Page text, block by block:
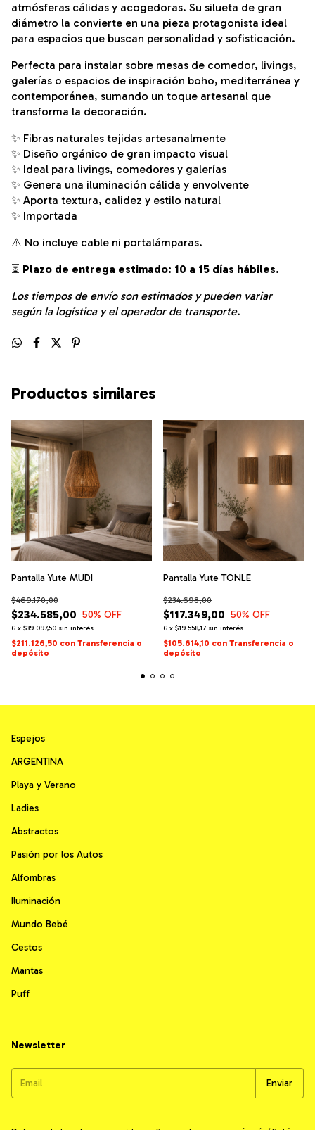
atmósferas cálidas y acogedoras. Su silueta de gran
diámetro la convierte en una pieza protagonista ideal
para espacios que buscan personalidad y sofisticación.
Perfecta para instalar sobre mesas de comedor, livings,
galerías o espacios de inspiración boho, mediterránea y
contemporánea, sumando un toque artesanal que
transforma la decoración.
✨ Fibras naturales tejidas artesanalmente
✨ Diseño orgánico de gran impacto visual
✨ Ideal para livings, comedores y galerías
✨ Genera una iluminación cálida y envolvente
✨ Aporta textura, calidez y estilo natural
✨ Importada
⚠️ No incluye cable ni portalámparas.
⏳ Plazo de entrega estimado: 10 a 15 días hábiles.
Los tiempos de envío son estimados y pueden variar
según la logística y el operador de transporte.
Productos similares
Pantalla Yute MUDI
$234.585,00
$469.170,00
50% OFF
6 x $39.097,50 sin interés
$211.126,50 con Transferencia o
depósito
Pantalla Yute TONLE
$117.349,00
$234.698,00
50% OFF
6 x $19.558,17 sin interés
$105.614,10 con Transferencia o
depósito
Espejos
ARGENTINA
Playa y Verano
Ladies
Abstractos
Pasión por los Autos
Alfombras
Iluminación
Mundo Bebé
Cestos
Mantas
Puff
Newsletter